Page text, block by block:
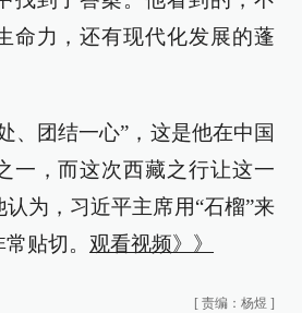
命力，还有现代化发展的蓬
、团结一心”，这是他在中国
一，而这次西藏之行让这一
为，习近平主席用“石榴”来
贴切。 观看视频》》
[ 责编：杨煜 ]